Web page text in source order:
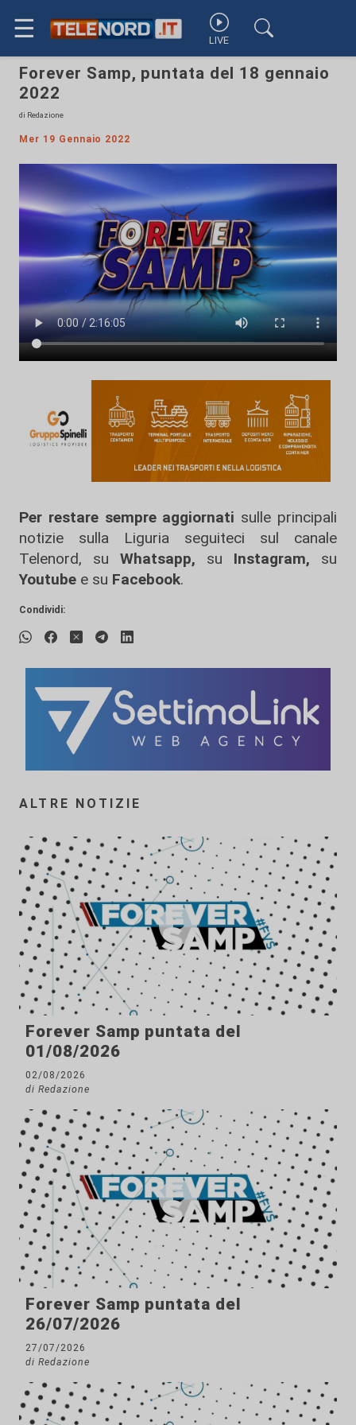
☰ LIVE
Forever Samp, puntata del 18 gennaio
2022
di Redazione
Mer 19 Gennaio 2022
Per restare sempre aggiornati sulle principali
notizie sulla Liguria seguiteci sul canale
Telenord, su
Whatsapp, su Instagram, su
Youtube e su Facebook.
Condividi:
ALTRE NOTIZIE
Forever Samp puntata del
01/08/2026
02/08/2026
di Redazione
Forever Samp puntata del
26/07/2026
27/07/2026
di Redazione